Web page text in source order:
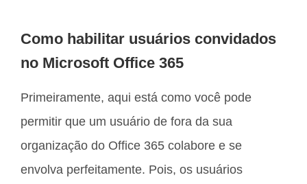
Como habilitar usuários convidados
no Microsoft Office 365
Primeiramente, aqui está como você pode
permitir que um usuário de fora da sua
organização do Office 365 colabore e se
envolva perfeitamente. Pois, os usuários